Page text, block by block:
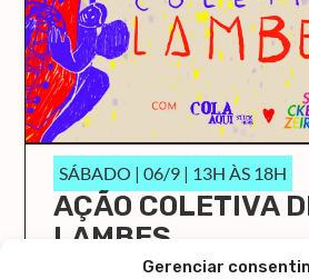
Gerenciar
SÁBADO | 06/9 | 13H ÀS 18H
AÇÃO COLETIVA
LAMBES
O Cola Aqui/Stick Here vai ocupar